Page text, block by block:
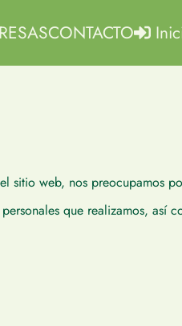
CONTACTO
sitio web, nos preocupamos
que realizamos, así